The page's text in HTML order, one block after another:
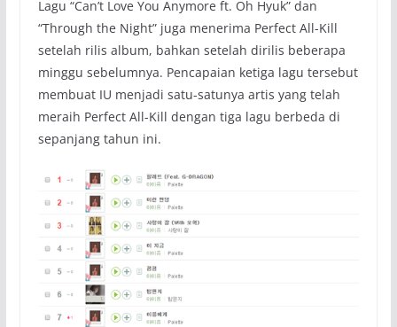
Lagu “Can’t Love You Anymore ft. Oh Hyuk” dan
“Through the Night” juga menerima Perfect All-Kill
setelah rilis album, bahkan setelah dirilis beberapa
minggu sebelumnya. Pencapaian ketiga lagu tersebut
membuat IU menjadi satu-satunya artis yang telah
meraih Perfect All-Kill dengan tiga lagu berbeda di
sepanjang tahun ini.